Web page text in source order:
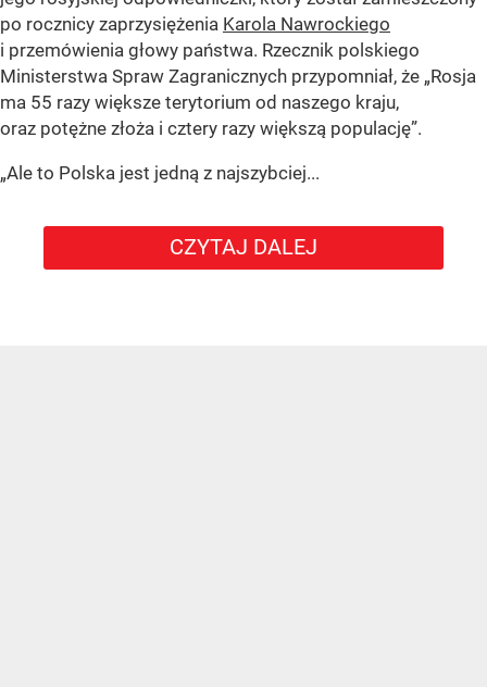
po rocznicy zaprzysiężenia Karola Nawrockiego
i przemówienia głowy państwa. Rzecznik polskiego
Ministerstwa Spraw Zagranicznych przypomniał, że „Rosja
ma 55 razy większe terytorium od naszego kraju,
oraz potężne złoża i cztery razy większą populację”.
„Ale to Polska jest jedną z najszybciej...
CZYTAJ DALEJ